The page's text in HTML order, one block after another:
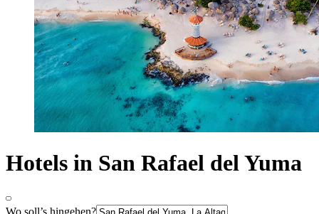
Hotels in San Rafael del Yuma
Wo soll’s hingehen?